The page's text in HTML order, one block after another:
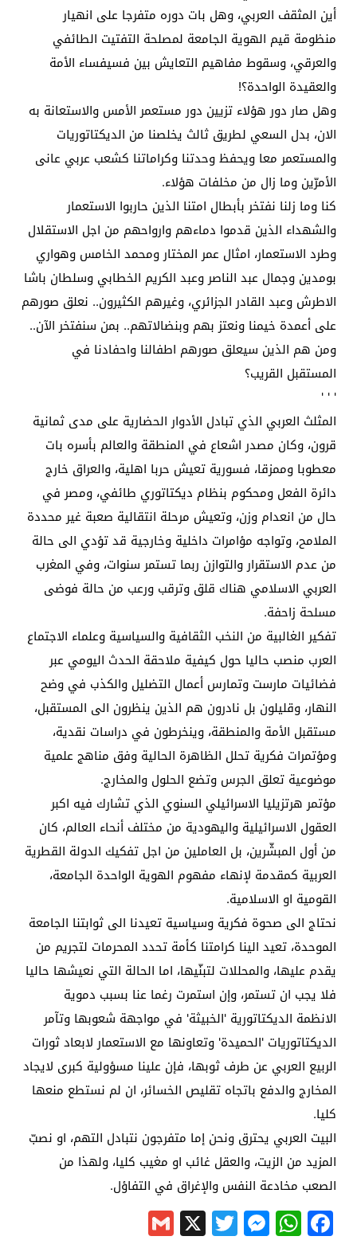
أين المثقف العربي، وهل بات دوره متفرجا على انهيار
منظومة قيم الهوية الجامعة لمصلحة التفتيت الطائفي
والعرقي، وسقوط مفاهيم التعايش بين فسيفساء الأمة
والعقيدة الواحدة؟!
وهل صار دور هؤلاء تزيين دور مستعمر الأمس والاستعانة به
الان، بدل السعي لطريق ثالث يخلصنا من الديكتاتوريات
والمستعمر معا ويحفظ وحدتنا وكراماتنا كشعب عربي عانى
الأمرّين وما زال من مخلفات هؤلاء.
كنا وما زلنا نفتخر بأبطال امتنا الذين حاربوا الاستعمار
والشهداء الذين قدموا دماءهم وارواحهم من اجل الاستقلال
وطرد الاستعمار، امثال عمر المختار ومحمد الخامس وهواري
بومدين وجمال عبد الناصر وعبد الكريم الخطابي وسلطان باشا
الاطرش وعبد القادر الجزائري، وغيرهم الكثيرون.. نعلق صورهم
على أعمدة خيمنا ونعتز بهم وبنضالاتهم.. بمن سنفتخر الآن..
ومن هم الذين سيعلق صورهم اطفالنا واحفادنا في
المستقبل القريب؟
' ' '
المثلث العربي الذي تبادل الأدوار الحضارية على مدى ثمانية
قرون، وكان مصدر اشعاع في المنطقة والعالم بأسره بات
معطوبا وممزقا، فسورية تعيش حربا اهلية، والعراق خارج
دائرة الفعل ومحكوم بنظام ديكتاتوري طائفي، ومصر في
حال من انعدام وزن، وتعيش مرحلة انتقالية صعبة غير محددة
الملامح، وتواجه مؤامرات داخلية وخارجية قد تؤدي الى حالة
من عدم الاستقرار والتوازن ربما تستمر سنوات، وفي المغرب
العربي الاسلامي هناك قلق وترقب ورعب من حالة فوضى
مسلحة زاحفة.
تفكير الغالبية من النخب الثقافية والسياسية وعلماء الاجتماع
العرب منصب حاليا حول كيفية ملاحقة الحدث اليومي عبر
فضائيات مارست وتمارس أعمال التضليل والكذب في وضح
النهار، وقليلون بل نادرون هم الذين ينظرون الى المستقبل،
مستقبل الأمة والمنطقة، وينخرطون في دراسات نقدية،
ومؤتمرات فكرية تحلل الظاهرة الحالية وفق مناهج علمية
موضوعية تعلق الجرس وتضع الحلول والمخارج.
مؤتمر هرتزيليا الاسرائيلي السنوي الذي تشارك فيه اكبر
العقول الاسرائيلية واليهودية من مختلف أنحاء العالم، كان
من أول المبشّرين، بل العاملين من اجل تفكيك الدولة القطرية
العربية كمقدمة لإنهاء مفهوم الهوية الواحدة الجامعة،
القومية او الاسلامية.
نحتاج الى صحوة فكرية وسياسية تعيدنا الى ثوابتنا الجامعة
الموحدة، تعيد الينا كرامتنا كأمة تحدد المحرمات لتجريم من
يقدم عليها، والمحللات لتبنّيها، اما الحالة التي نعيشها حاليا
فلا يجب ان تستمر، وإن استمرت رغما عنا بسبب دموية
الانظمة الديكتاتورية 'الخبيثة' في مواجهة شعوبها وتآمر
الديكتاتوريات 'الحميدة' وتعاونها مع الاستعمار لابعاد ثورات
الربيع العربي عن طرف ثوبها، فإن علينا مسؤولية كبرى لايجاد
المخارج والدفع باتجاه تقليص الخسائر، ان لم نستطع منعها
كليا.
البيت العربي يحترق ونحن إما متفرجون نتبادل التهم، او نصبّ
المزيد من الزيت، والعقل غائب او مغيب كليا، ولهذا من
الصعب مخادعة النفس والإغراق في التفاؤل.
Facebook
WhatsApp
Messenger
Twitter
X